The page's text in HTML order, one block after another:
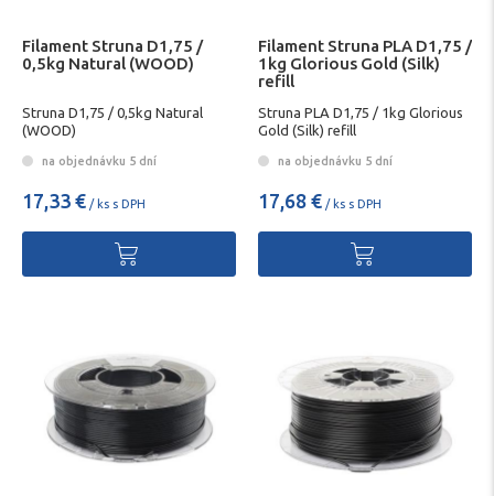
Filament Struna D1,75 /
0,5kg Natural (WOOD)
Struna D1,75 / 0,5kg Natural
(WOOD)
na objednávku 5 dní
17,33 € / ks s DPH
Filament Struna PLA D1,75 /
1kg Glorious Gold (Silk)
refill
Struna PLA D1,75 / 1kg Glorious
Gold (Silk) refill
na objednávku 5 dní
17,68 € / ks s DPH